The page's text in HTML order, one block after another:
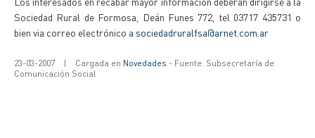
Sociedad Rural de Formosa, Deán Funes 772, tel 03717 435731 o
bien via correo electrónico a sociedadruralfsa@arnet.com.ar
23-03-2007 | Cargada en Novedades - Fuente: Subsecretaría de
Comunicación Social